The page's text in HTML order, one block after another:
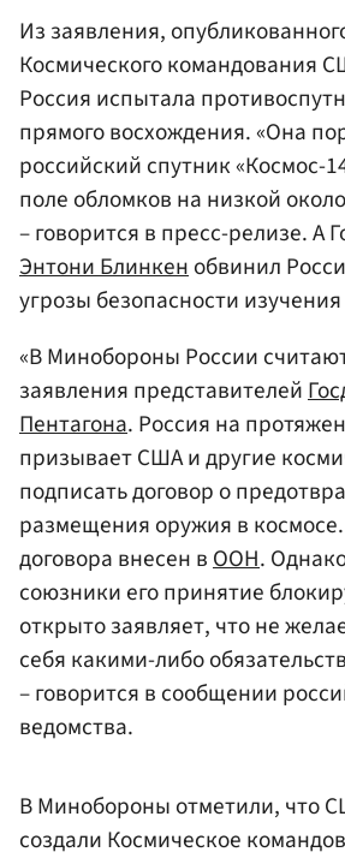
Из заявления,
Космического командования
Россия испытала
прямого восхождения. «Она
российский спутник «Космос-
поле обломков на низкой
– говорится в пресс-релизе. А
Энтони Блинкенобвинил
угрозы безопасности
«В Минобороны России
заявления представителей
Пентагона. Россия на
призывает США и другие
подписать договор о
размещения оружия в
договора внесен вООН.
союзники его принятие
открыто заявляет, что не
себя какими-либо
– говорится в сообщении
ведомства.
В Минобороны отметили, что
создали Космическое